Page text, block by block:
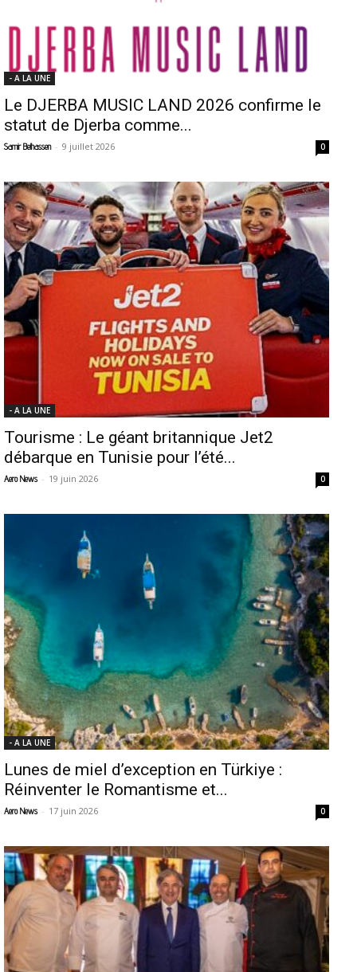
- A LA UNE
Le DJERBA MUSIC LAND 2026 confirme le
statut de Djerba comme...
Samir Belhassen - 9 juillet 2026 0
- A LA UNE
Tourisme : Le géant britannique Jet2
débarque en Tunisie pour l’été...
Aero News - 19 juin 2026 0
- A LA UNE
Lunes de miel d’exception en Türkiye :
Réinventer le Romantisme et...
Aero News - 17 juin 2026 0